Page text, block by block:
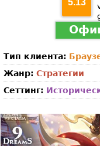
5.13
Тип клиента:
Жанр: Стратегии
Сеттинг: